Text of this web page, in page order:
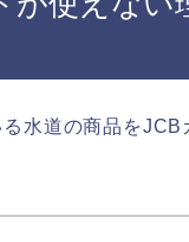
水道の商品を